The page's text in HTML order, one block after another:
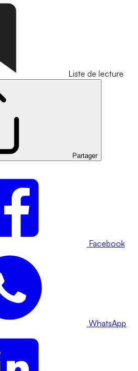
Liste de lecture
Partager
Facebook
WhatsApp